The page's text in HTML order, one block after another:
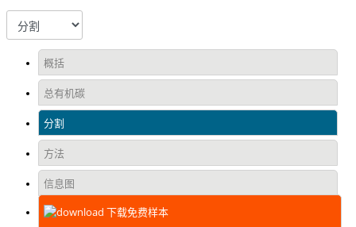
概括
总有机碳
分割
方法
信息图
下载免费样本